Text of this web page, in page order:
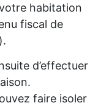
habitation
fiscal de
d’effectuer
faire isoler